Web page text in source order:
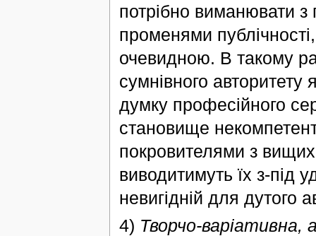
потрібно виманювати
променями
очевидною. В такому
сумнівного
думку професійного
становище
покровителями з вищих
виводитимуть їх з-під
невигідній для дутого
4) Творчо-варіативна,